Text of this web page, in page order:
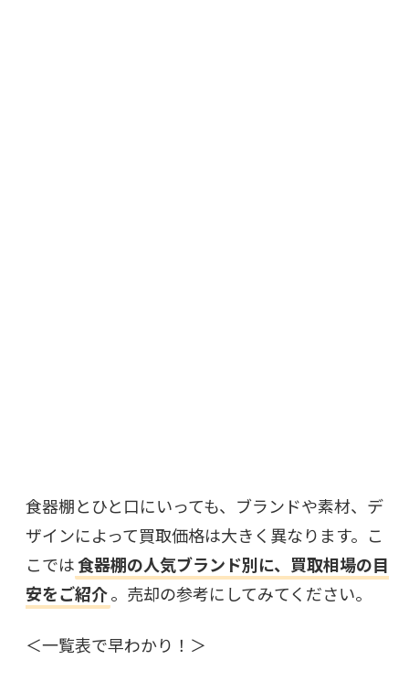
食器棚とひと口にいっても、ブランドや素材、デ
ザインによって買取価格は大きく異なります。こ
こでは食器棚の人気ブランド別に、買取相場の目
安をご紹介。売却の参考にしてみてください。
＜一覧表で早わかり！＞